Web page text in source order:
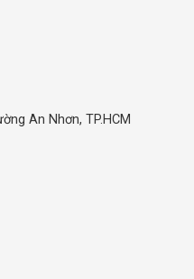
An Nhơn, TP.HCM